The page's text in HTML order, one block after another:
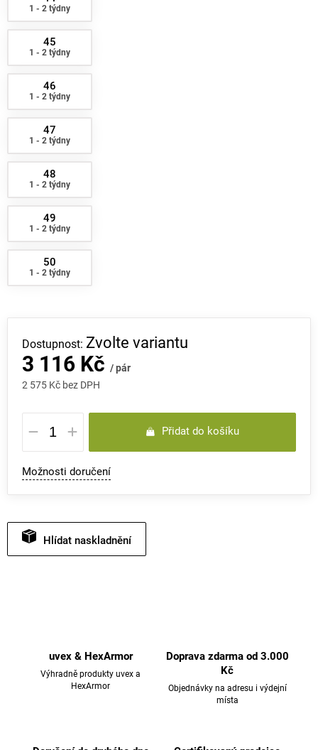
1 - 2 týdny
45
1 - 2 týdny
46
1 - 2 týdny
47
1 - 2 týdny
48
1 - 2 týdny
49
1 - 2 týdny
50
1 - 2 týdny
3 116 Kč / pár
2 575 Kč bez DPH
Měrná
cena:
Zvolte variantu
Přidat do košíku
Možnosti doručení
Hlídat
uvex & HexArmor
Výhradně produkty uvex a
HexArmor
Doprava zdarma od 3.000
Kč
Objednávky na adresu i výdejní
místa